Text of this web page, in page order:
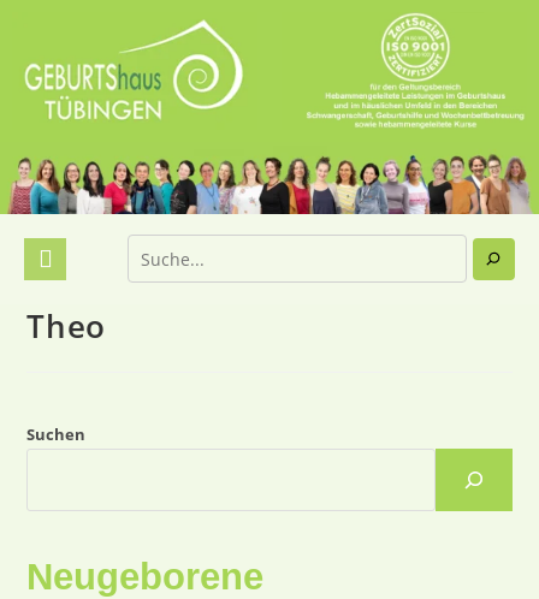
Theo
Suchen
Neugeborene